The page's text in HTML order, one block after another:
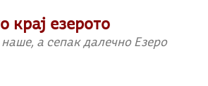
крај езерото
а сепак далечно Езеро